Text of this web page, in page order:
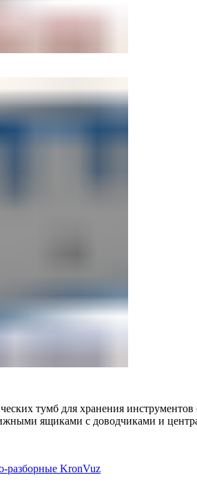
тумб для хранения
ящиками с доводчиками и
разборные KronVuz